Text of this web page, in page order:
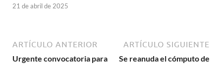
21 de abril de 2025
ARTÍCULO ANTERIOR
Urgente convocatoria para
ARTÍCULO SIGUIENTE
Se reanuda el cómputo de